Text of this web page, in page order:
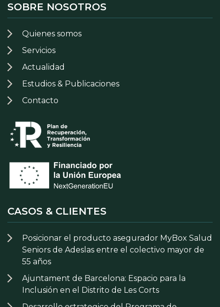
SOBRE NOSOTROS
Quienes somos
Servicios
Actualidad
Estudios & Publicaciones
Contacto
CASOS & CLIENTES
Posicionar el producto asegurador MyBox Salud
Seniors de Adeslas entre el colectivo mayor de
55 años
Ajuntament de Barcelona: Espacio para la
Inclusión en el Distrito de Les Corts